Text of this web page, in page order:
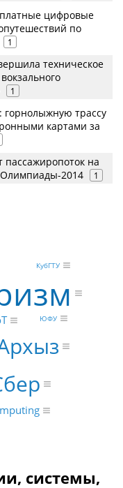
цифровые
по
1
техническое
1
трассу
картами за
на
Олимпиады-2014
1
ЮФУ
КубГТУ
системы,